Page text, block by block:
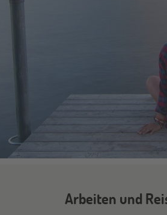
Arbeiten und